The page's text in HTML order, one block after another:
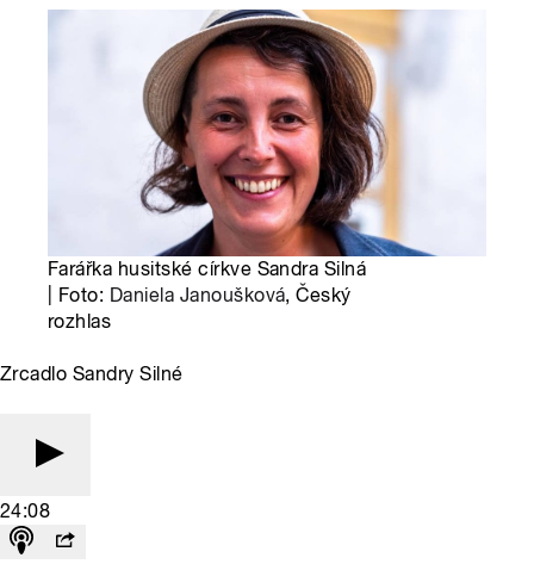
Farářka husitské církve Sandra Silná
| Foto: Daniela Janoušková, Český
rozhlas
Zrcadlo Sandry Silné
24:08